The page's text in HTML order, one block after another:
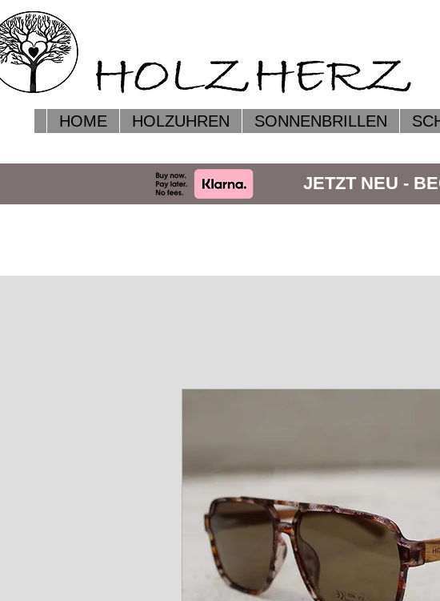
HOME HOLZUHREN SONNENBRILLEN
JETZT NEU -